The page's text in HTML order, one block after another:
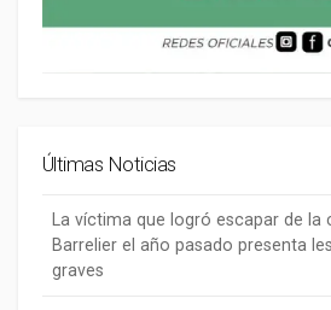
Últimas Noticias
La víctima que logró escapar de la
Barrelier el año pasado presenta
graves